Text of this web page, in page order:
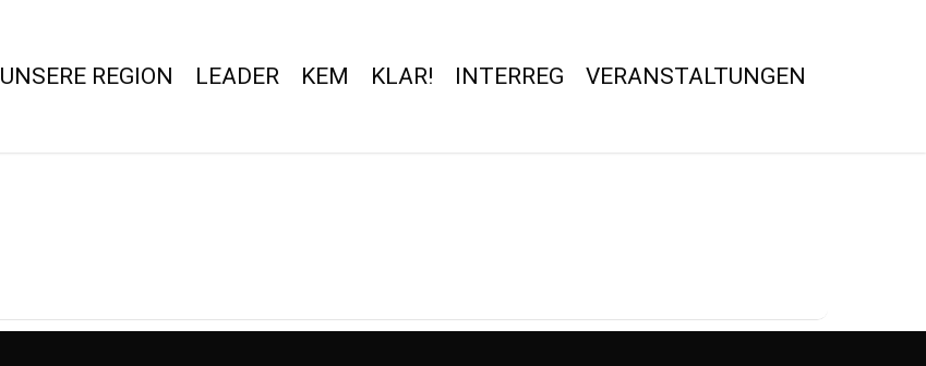
UNSERE REGION LEADER KEM KLAR! INTERREG VERANSTALTUNGEN